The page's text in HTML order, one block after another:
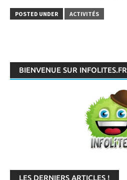
POSTED UNDER ACTIVITÉS
BIENVENUE SUR INFOLITES.FR
LES DERNIERS ARTICLES !